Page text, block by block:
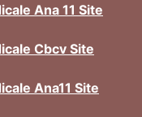
Ana 11 Site
Cbcv Site
Ana11 Site